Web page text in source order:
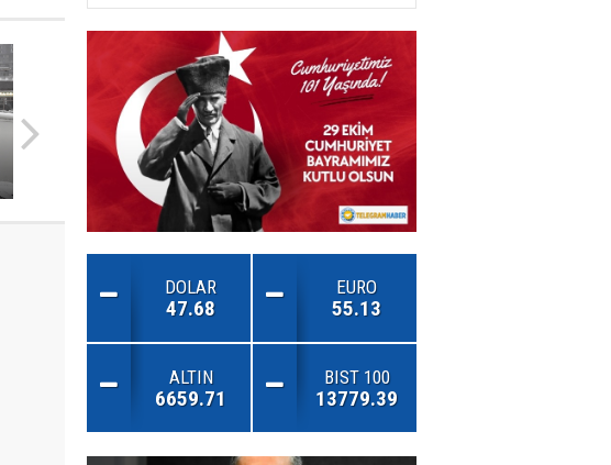
DOLAR
47.68
EURO
55.13
ALTIN
6659.71
BIST 100
13779.39